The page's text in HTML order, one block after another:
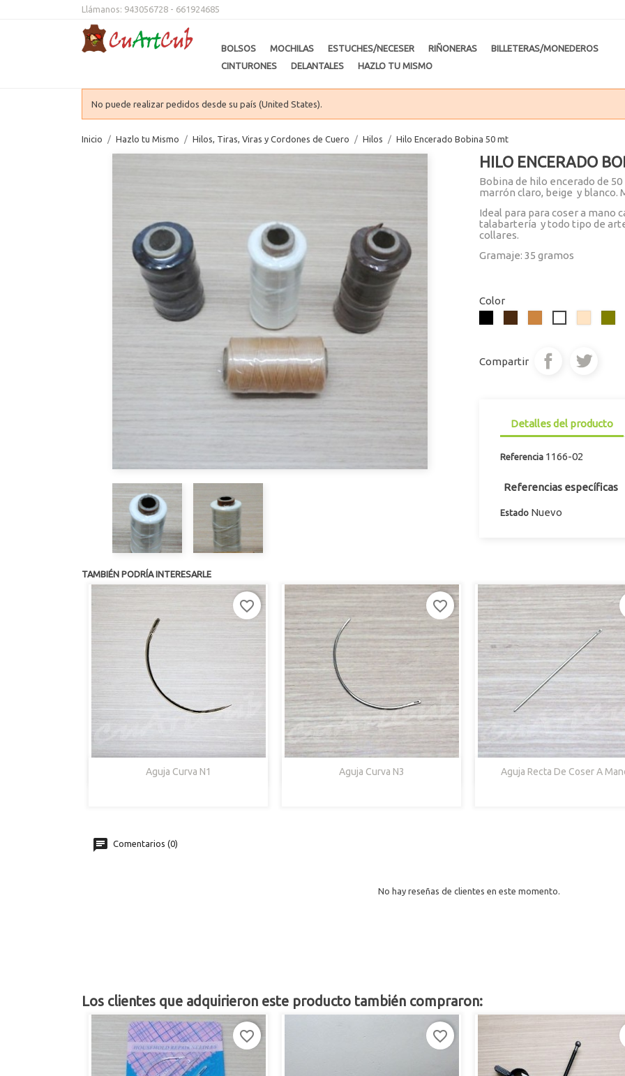
Llámanos: 943056728 - 661924685
BOLSOS MOCHILAS ESTUCHES/NECESER RIÑONERAS
BILLETERAS/MONEDEROS
CINTURONES
DELANTALES HAZLO TU MISMO
No puede realizar pedidos desde su país (United States).
Inicio Hazlo tu Mismo Hilos, Tiras, Viras y Cordones de Cuero Hilos Hilo Encerado Bobina 50 mt
HILO ENCERADO
Bobina de hilo encerado de
marrón claro, beige y blanco.
Ideal para para coser a mano
talabartería y todo tipo de
collares.
Gramaje: 35 gramos
Color
Oscuro
Marrón
Claro
Compartir
Detalles del producto
Referencia 1166-02
Referencias específicas
Estado Nuevo
TAMBIÉN PODRÍA INTERESARLE
Aguja Curva N1
Vista Rápida
favorite_border
Aguja Curva N3
Vista Rápida
favorite_border
Aguja Recta De Coser A
Vista Rápida
Comentarios (0)
No hay reseñas de clientes en este momento.
Los clientes que adquirieron este producto también compraron:
favorite_border favorite_border